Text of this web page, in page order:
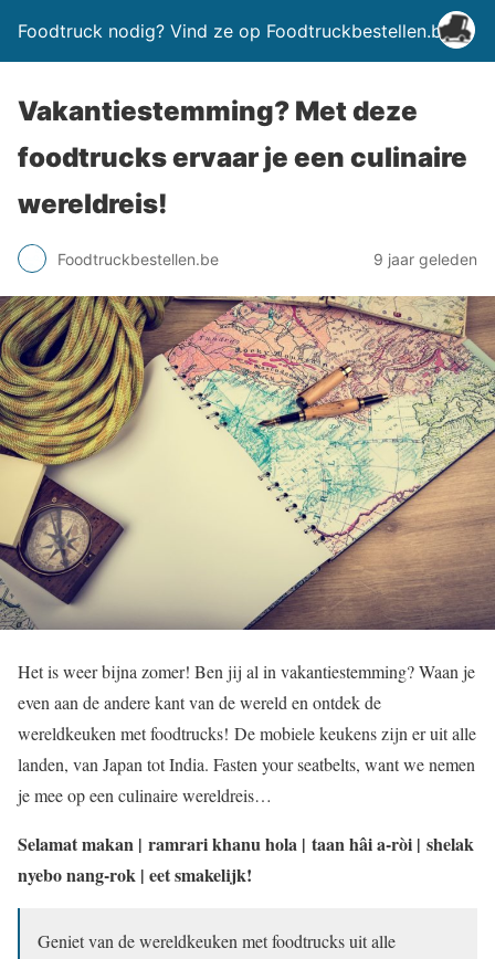
Foodtruck nodig? Vind ze op Foodtruckbestellen.be
Vakantiestemming? Met deze
foodtrucks ervaar je een culinaire
wereldreis!
Foodtruckbestellen.be 9 jaar geleden
Het is weer bijna zomer! Ben jij al in vakantiestemming? Waan je
even aan de andere kant van de wereld en ontdek de
wereldkeuken met foodtrucks! De mobiele keukens zijn er uit alle
landen, van Japan tot India. Fasten your seatbelts, want we nemen
je mee op een culinaire wereldreis…
Selamat makan | ramrari khanu hola | taan hâi a-ròi | shelak
nyebo nang-rok | eet smakelijk!
Geniet van de wereldkeuken met foodtrucks uit alle